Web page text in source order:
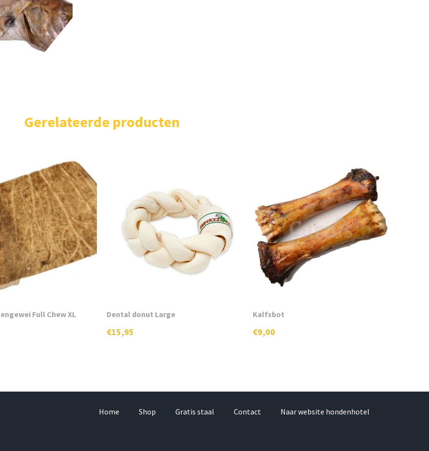
Gerelateerde producten
Full Chew XL Dental donut Large
€15,95
Kalfsbot
€9,00
Home Shop Gratis staal Contact Naar website hondenhotel